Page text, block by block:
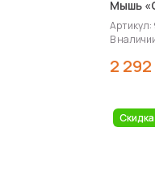
Мышь
В
2
Скидка